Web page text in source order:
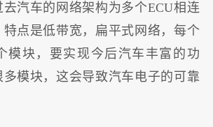
汽车的网络架构为多个ECU相连
特点是低带宽，扁平式网络，每个
模块，要实现今后汽车丰富的功
模块，这会导致汽车电子的可靠